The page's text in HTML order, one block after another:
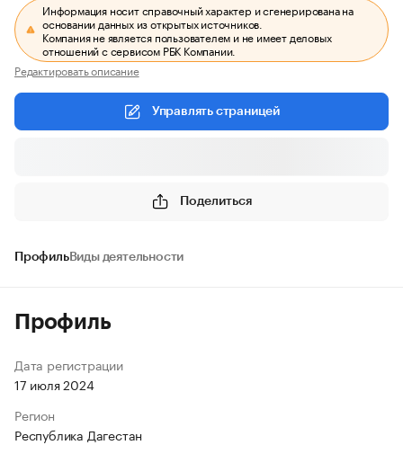
Информация носит справочный характер и сгенерирована на
основании данных из открытых источников.
Компания не является пользователем и не имеет деловых
отношений с сервисом РБК Компании.
Редактировать описание
Управлять страницей
Поделиться
ПрофильВиды деятельности
Профиль
Дата регистрации
17 июля 2024
Регион
Республика Дагестан